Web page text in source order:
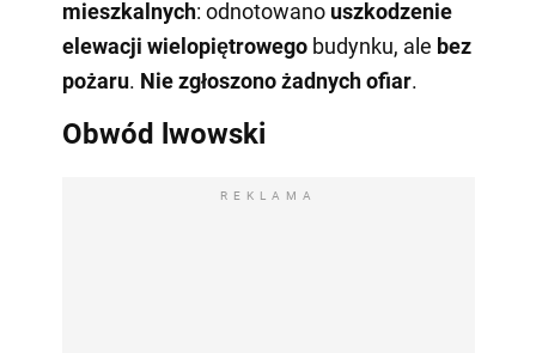
mieszkalnych: odnotowano uszkodzenie
elewacji wielopiętrowegobudynku, ale bez
pożaru. Nie zgłoszono żadnych ofiar.
Obwód lwowski
REKLAMA